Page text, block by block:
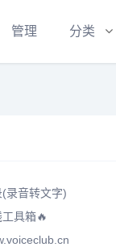
管理 分类
录音转文字)
具箱🔥